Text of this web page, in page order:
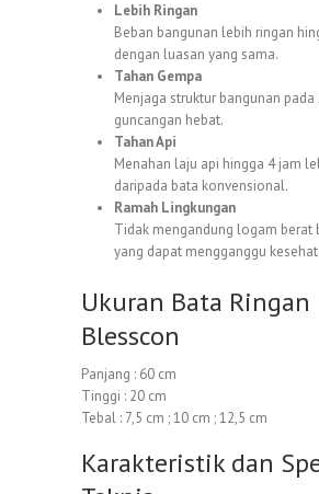
Lebih Ringan
Beban bangunan lebih ringan
dengan luasan yang sama.
Tahan Gempa
Menjaga struktur bangunan pada
guncangan hebat.
Tahan Api
Menahan laju api hingga 4 jam
daripada bata konvensional.
Ramah Lingkungan
Tidak mengandung logam berat
yang dapat mengganggu
Ukuran Bata Ringan
Blesscon
Panjang : 60 cm
Tinggi : 20 cm
Tebal : 7,5 cm ; 10 cm ; 12,5 cm
Karakteristik dan